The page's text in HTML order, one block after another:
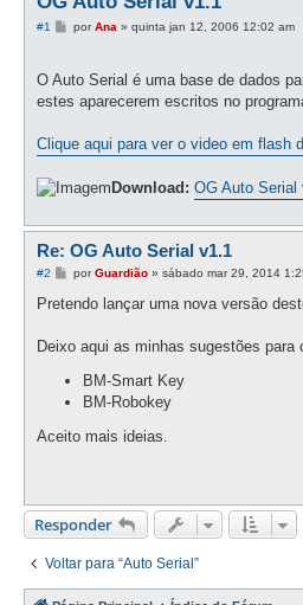
#1
M
a
g
e
porAna » quinta jan 12, 2006 12:02 am
O Auto Serial é uma base de dados
estes aparecerem escritos no
Clique aqui para ver o video em flash
Download: OG Auto Serial
Re: OG Auto Serial v1.1
#2
M
n
g
porGuardião» sábado mar 29, 2014
Pretendo lançar uma nova versão
Deixo aqui as minhas sugestões para
BM-Smart Key
BM-Robokey
Aceito mais ideias.
Responder
Voltar para “Auto Serial”